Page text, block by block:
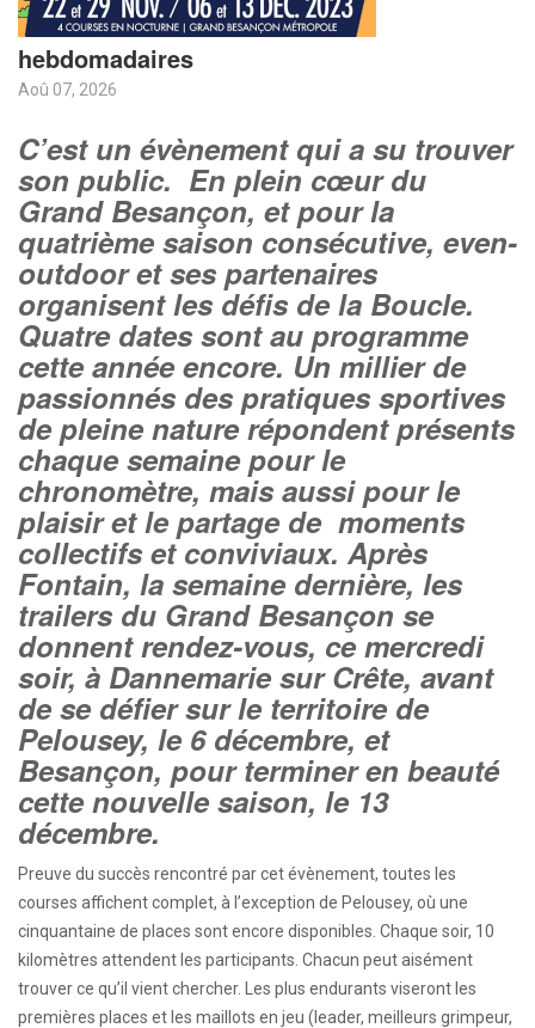
hebdomadaires
Aoû 07, 2026
C’est un évènement qui a su trouver
son public. En plein cœur du
Grand Besançon, et pour la
quatrième saison consécutive, even-
outdoor et ses partenaires
organisent les défis de la Boucle.
Quatre dates sont au programme
cette année encore. Un millier de
passionnés des pratiques sportives
de pleine nature répondent présents
chaque semaine pour le
chronomètre, mais aussi pour le
plaisir et le partage de moments
collectifs et conviviaux. Après
Fontain, la semaine dernière, les
trailers du Grand Besançon se
donnent rendez-vous, ce mercredi
soir, à Dannemarie sur Crête, avant
de se défier sur le territoire de
Pelousey, le 6 décembre, et
Besançon, pour terminer en beauté
cette nouvelle saison, le 13
décembre.
Preuve du succès rencontré par cet évènement, toutes les
courses affichent complet, à l’exception de Pelousey, où une
cinquantaine de places sont encore disponibles. Chaque soir, 10
kilomètres attendent les participants. Chacun peut aisément
trouver ce qu’il vient chercher. Les plus endurants viseront les
premières places et les maillots en jeu (leader, meilleurs grimpeur,